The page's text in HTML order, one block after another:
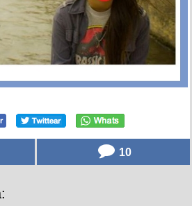
10